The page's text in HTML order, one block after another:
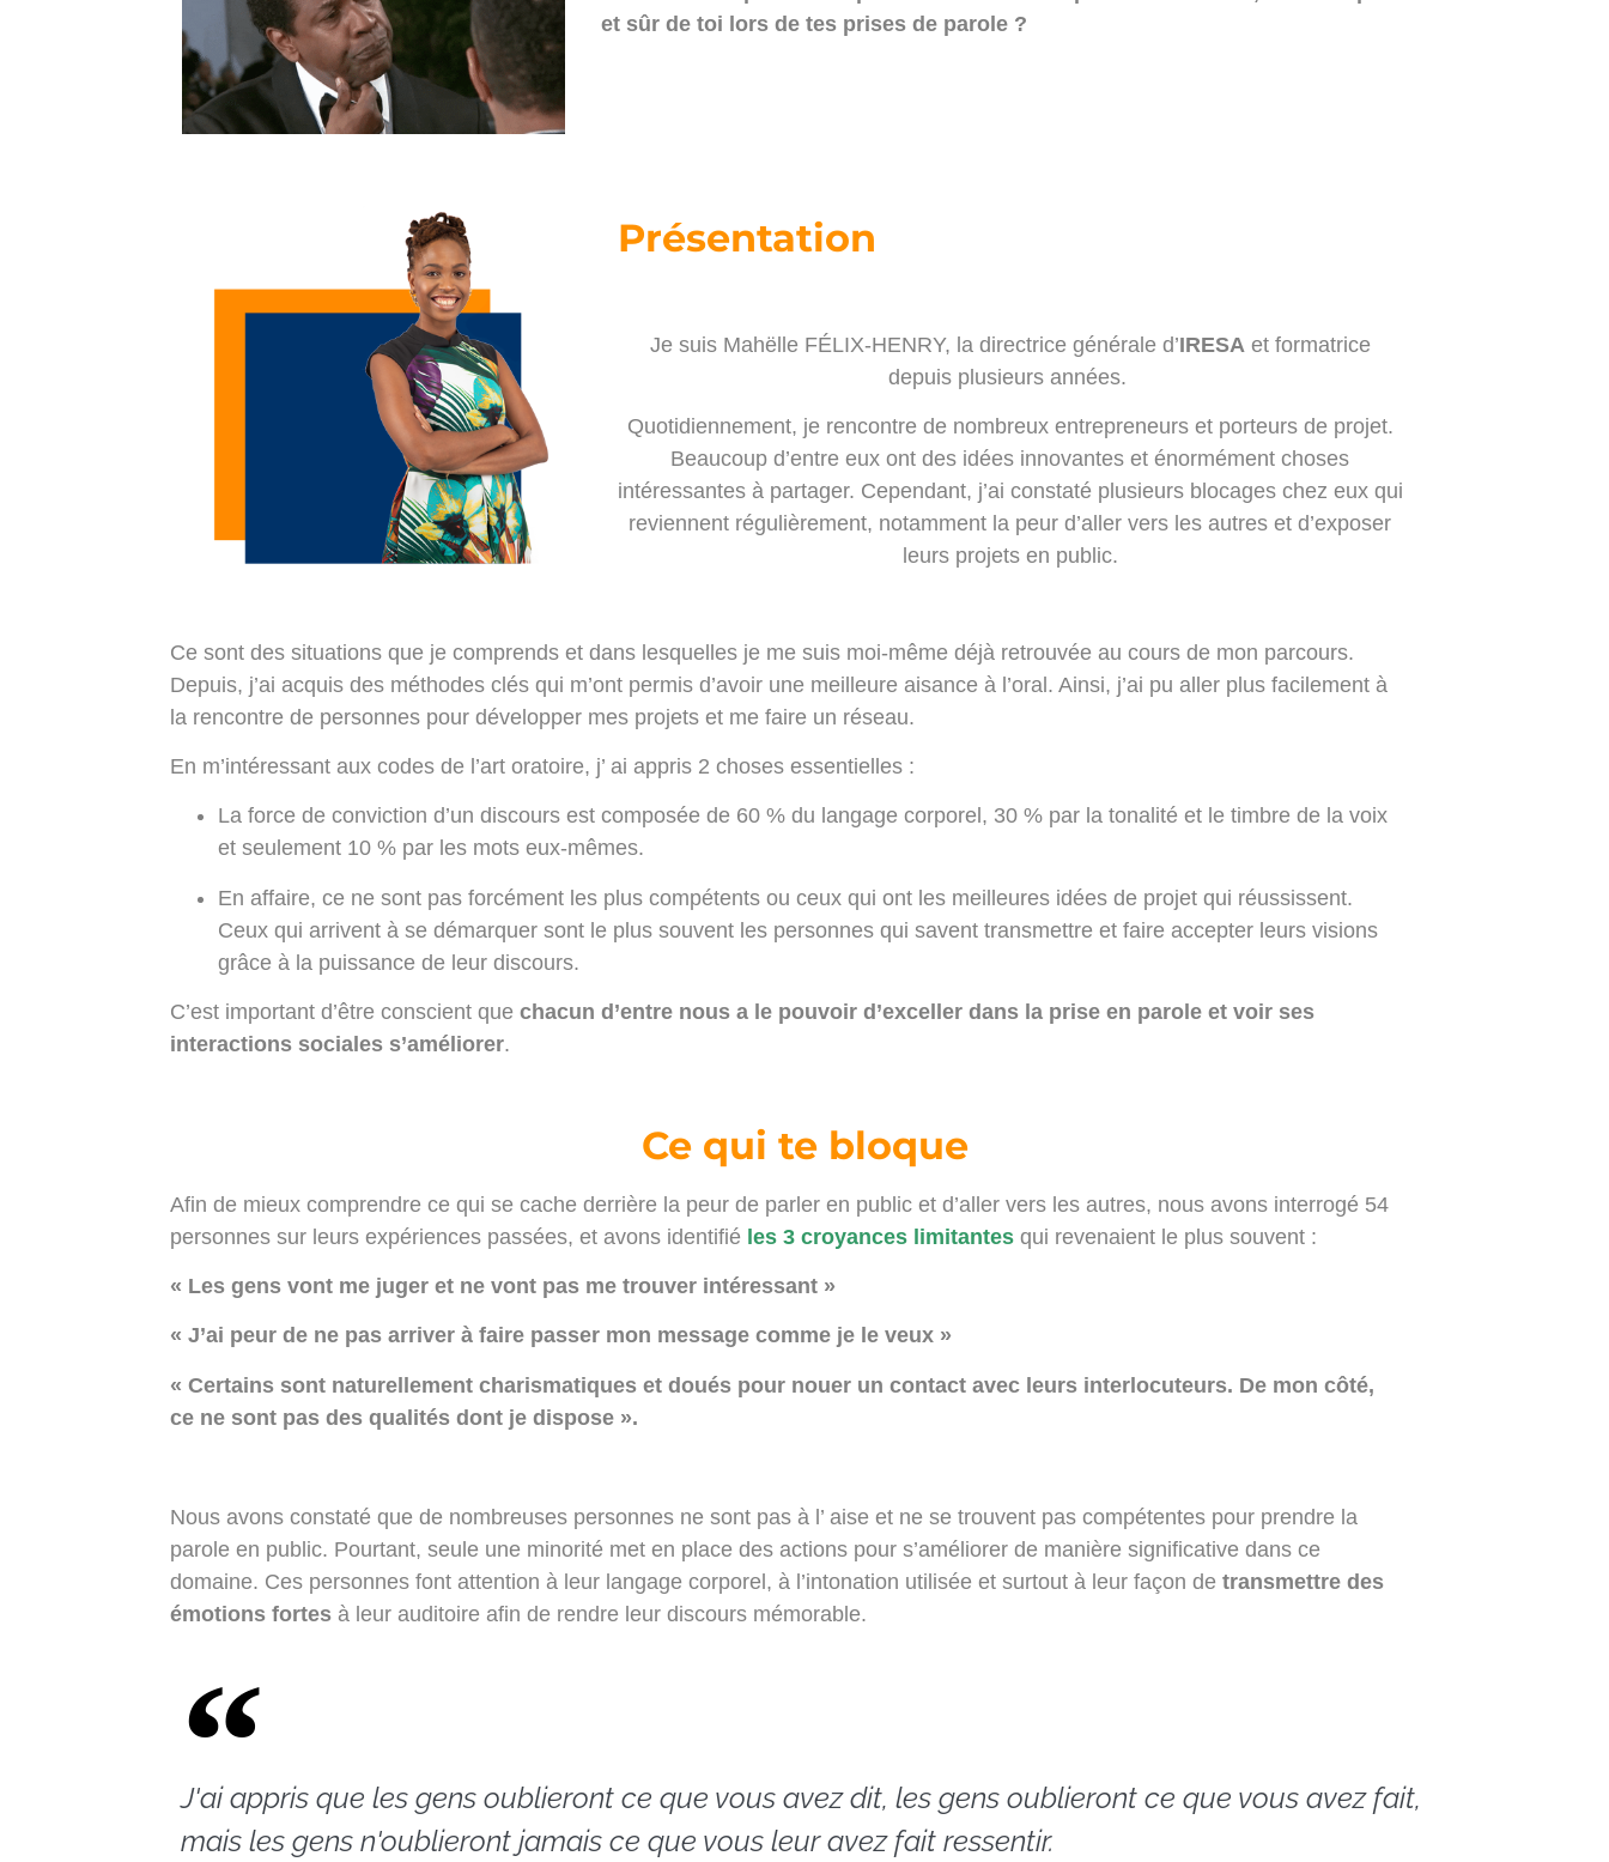
et sûr de toi lors de tes prises de parole ?
Présentation
Je suis Mahëlle FÉLIX-HENRY, la directrice générale d’IRESAet formatrice
depuis plusieurs années.
Quotidiennement, je rencontre de nombreux entrepreneurs et porteurs de projet.
Beaucoup d’entre eux ont des idées innovantes et énormément choses
intéressantes à partager. Cependant, j’ai constaté plusieurs blocages chez eux qui
reviennent régulièrement, notamment la peur d’aller vers les autres et d’exposer
leurs projets en public.
Ce sont des situations que je comprends et dans lesquelles je me suis moi-même déjà retrouvée au cours de mon parcours.
Depuis, j’ai acquis des méthodes clés qui m’ont permis d’avoir une meilleure aisance à l’oral. Ainsi, j’ai pu aller plus facilement à
la rencontre de personnes pour développer mes projets et me faire un réseau.
En m’intéressant aux codes de l’art oratoire, j’ ai appris 2 choses essentielles :
La force de conviction d’un discours est composée de 60 % du langage corporel, 30 % par la tonalité et le timbre de la voix
et seulement 10 % par les mots eux-mêmes.
En affaire, ce ne sont pas forcément les plus compétents ou ceux qui ont les meilleures idées de projet qui réussissent.
Ceux qui arrivent à se démarquer sont le plus souvent les personnes qui savent transmettre et faire accepter leurs visions
grâce à la puissance de leur discours.
C’est important d’être conscient que chacun d’entre nous a le pouvoir d’exceller dans la prise en parole et voir ses
interactions sociales s’améliorer.
Ce qui te bloque
Afin de mieux comprendre ce qui se cache derrière la peur de parler en public et d’aller vers les autres, nous avons interrogé 54
personnes sur leurs expériences passées, et avons identifié les 3 croyances limitantes qui revenaient le plus souvent :
« Les gens vont me juger et ne vont pas me trouver intéressant »
« J’ai peur de ne pas arriver à faire passer mon message comme je le veux »
« Certains sont naturellement charismatiques et doués pour nouer un contact avec leurs interlocuteurs. De mon côté,
ce ne sont pas des qualités dont je dispose ».
Nous avons constaté que de nombreuses personnes ne sont pas à l’ aise et ne se trouvent pas compétentes pour prendre la
parole en public. Pourtant, seule une minorité met en place des actions pour s’améliorer de manière significative dans ce
domaine. Ces personnes font attention à leur langage corporel, à l’intonation utilisée et surtout à leur façon de transmettre des
émotions fortes à leur auditoire afin de rendre leur discours mémorable.
J'ai appris que les gens oublieront ce que vous avez dit, les gens oublieront ce que vous avez fait,
mais les gens n'oublieront jamais ce que vous leur avez fait ressentir.